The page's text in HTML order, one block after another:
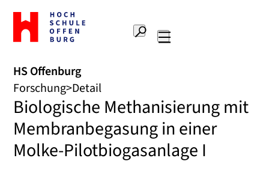
Zur
Startseite
Hochschule
Suche
HS Offenburg
Forschung Detail
Biologische Methanisierung mit
Membranbegasung in einer
Molke-Pilotbiogasanlage I